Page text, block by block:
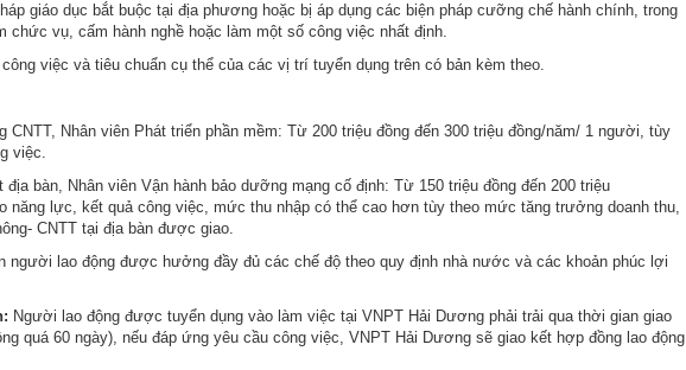
giáo dục bắt buộc tại địa phương hoặc bị áp dụng các biện pháp cưỡng chế hành chính, trong
chức vụ, cấm hành nghề hoặc làm một số công việc nhất định.
công việc và tiêu chuẩn cụ thể của các vị trí tuyển dụng trên có bản kèm theo.
CNTT, Nhân viên Phát triển phần mềm: Từ 200 triệu đồng đến 300 triệu đồng/năm/ 1 người, tùy
việc.
Nhân viên Vận hành bảo dưỡng mạng cố định: Từ 150 triệu đồng đến 200 triệu
năng lực, kết quả công việc, mức thu nhập có thể cao hơn tùy theo mức tăng trưởng doanh thu,
CNTT tại địa bàn được giao.
người lao động được hưởng đầy đủ các chế độ theo quy định nhà nước và các khoản phúc lợi
Người lao động được tuyển dụng vào làm việc tại VNPT Hải Dương phải trải qua thời gian giao
quá 60 ngày), nếu đáp ứng yêu cầu công việc, VNPT Hải Dương sẽ giao kết hợp đồng lao động